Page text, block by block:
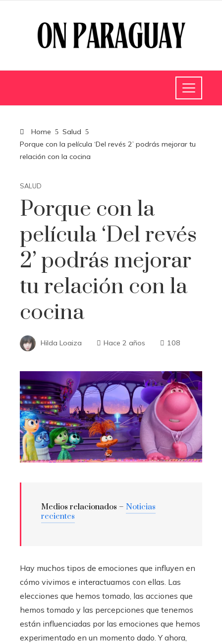
Home
Salud
Porque con la película ‘Del revés 2’ podrás mejorar tu
relación con la cocina
SALUD
Porque con la
película ‘Del revés
2’ podrás mejorar
tu relación con la
cocina
Hilda Loaiza Hace 2 años 108
Medios relacionados – Noticias
recientes
Hay muchos tipos de emociones que influyen en
cómo vivimos e interactuamos con ellas. Las
elecciones que hemos tomado, las acciones que
hemos tomado y las percepciones que tenemos
están influenciadas por las emociones que hemos
experimentado en un momento dado. Y ahora,